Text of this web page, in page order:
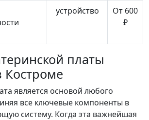
устройство
От 600
₽
платы
Костроме
является основой любого
все ключевые компоненты в
систему. Когда эта важнейшая